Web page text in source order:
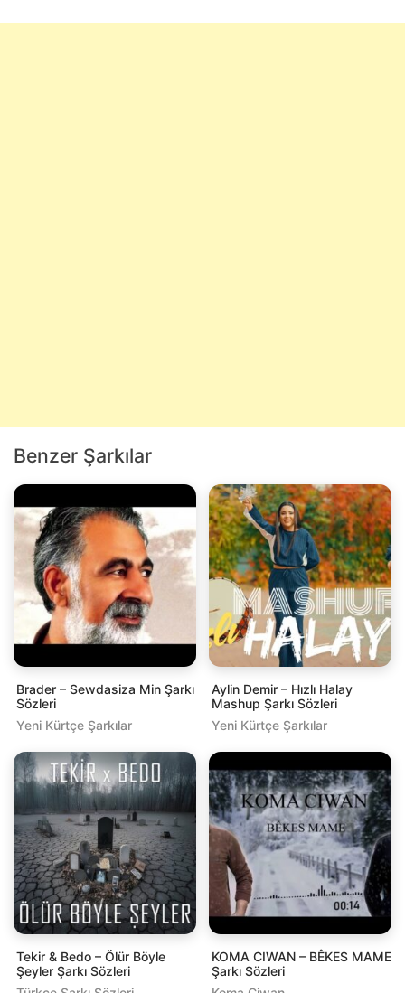
Benzer Şarkılar
Brader – Sewdasiza Min Şarkı
Sözleri
Yeni Kürtçe Şarkılar
Aylin Demir – Hızlı Halay
Mashup Şarkı Sözleri
Yeni Kürtçe Şarkılar
Tekir & Bedo – Ölür Böyle
Şeyler Şarkı Sözleri
KOMA CIWAN – BÊKES MAME
Şarkı Sözleri